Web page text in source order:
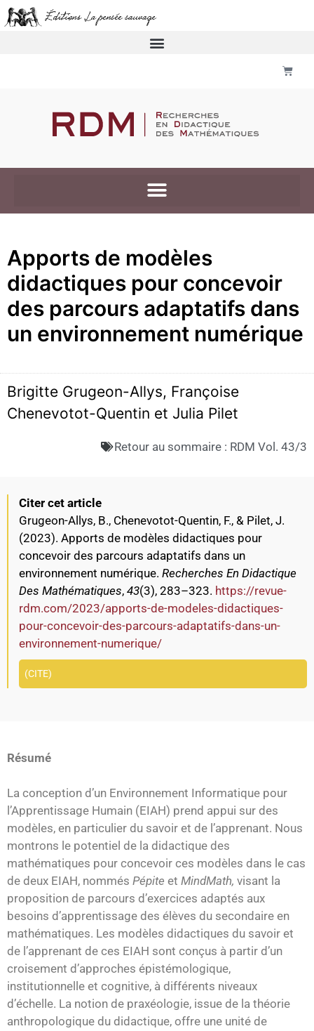
Apports de modèles
didactiques pour concevoir
des parcours adaptatifs dans
un environnement numérique
Brigitte Grugeon-Allys, Françoise
Chenevotot-Quentin et Julia Pilet
Retour au sommaire : RDM Vol. 43/3
Citer cet article
Grugeon-Allys, B., Chenevotot-Quentin, F., & Pilet, J.
(2023). Apports de modèles didactiques pour
concevoir des parcours adaptatifs dans un
environnement numérique. Recherches En Didactique
Des Mathématiques, 43(3), 283–323. https://revue-
rdm.com/2023/apports-de-modeles-didactiques-
pour-concevoir-des-parcours-adaptatifs-dans-un-
environnement-numerique/
CITE
Résumé
La conception d’un Environnement Informatique pour
l’Apprentissage Humain (EIAH) prend appui sur des
modèles, en particulier du savoir et de l’apprenant. Nous
montrons le potentiel de la didactique des
mathématiques pour concevoir ces modèles dans le cas
de deux EIAH, nommés Pépite et MindMath, visant la
proposition de parcours d’exercices adaptés aux
besoins d’apprentissage des élèves du secondaire en
mathématiques. Les modèles didactiques du savoir et
de l’apprenant de ces EIAH sont conçus à partir d’un
croisement d’approches épistémologique,
institutionnelle et cognitive, à différents niveaux
d’échelle. La notion de praxéologie, issue de la théorie
anthropologique du didactique, offre une unité de